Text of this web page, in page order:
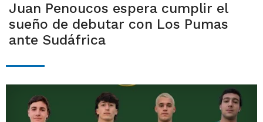
Juan Penoucos espera cumplir el
sueño de debutar con Los Pumas
ante Sudáfrica